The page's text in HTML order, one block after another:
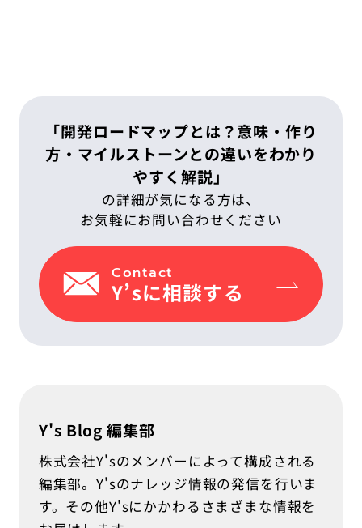
「開発ロードマップとは？意味・作り
方・マイルストーンとの違いをわかり
やすく解説」
の詳細が気になる方は、
お気軽にお問い合わせください
Contact
Y’sに相談する
Y's Blog 編集部
株式会社Y'sのメンバーによって構成される
編集部。Y'sのナレッジ情報の発信を行いま
す。その他Y'sにかかわるさまざまな情報を